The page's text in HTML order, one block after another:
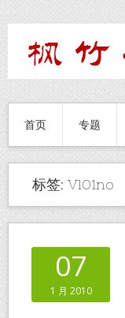
首页 专题
标签: Vl01no
07
1 月 2010